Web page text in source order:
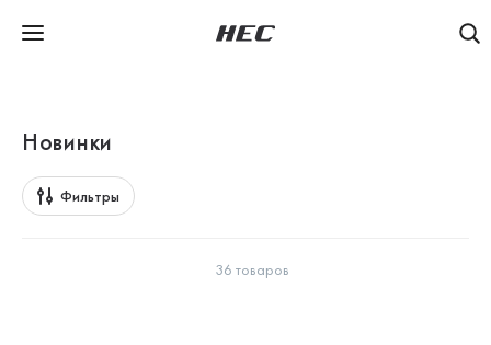
Новинки
Фильтры
36 товаров